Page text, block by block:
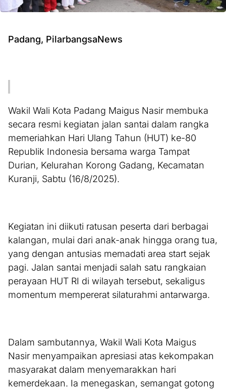
Padang, PilarbangsaNews
Wakil Wali Kota Padang Maigus Nasir membuka
secara resmi kegiatan jalan santai dalam rangka
memeriahkan Hari Ulang Tahun (HUT) ke-80
Republik Indonesia bersama warga Tampat
Durian, Kelurahan Korong Gadang, Kecamatan
Kuranji, Sabtu (16/8/2025).
Kegiatan ini diikuti ratusan peserta dari berbagai
kalangan, mulai dari anak-anak hingga orang tua,
yang dengan antusias memadati area start sejak
pagi. Jalan santai menjadi salah satu rangkaian
perayaan HUT RI di wilayah tersebut, sekaligus
momentum mempererat silaturahmi antarwarga.
Dalam sambutannya, Wakil Wali Kota Maigus
Nasir menyampaikan apresiasi atas kekompakan
masyarakat dalam menyemarakkan hari
kemerdekaan. Ia menegaskan, semangat gotong